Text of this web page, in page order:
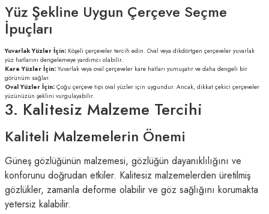
Yüz Şekline Uygun Çerçeve Seçme
İpuçları
Yuvarlak Yüzler İçin: Köşeli çerçeveler tercih edin. Oval veya dikdörtgen çerçeveler yuvarlak
yüz hatlarını dengelemeye yardımcı olabilir.
Kare Yüzler İçin: Yuvarlak veya oval çerçeveler kare hatları yumuşatır ve daha dengeli bir
görünüm sağlar.
Oval Yüzler İçin: Çoğu çerçeve tipi oval yüzler için uygundur. Ancak, dikkat çekici çerçeveler
yüzünüzün şeklini vurgulayabilir.
3. Kalitesiz Malzeme Tercihi
Kaliteli Malzemelerin Önemi
Güneş gözlüğünün malzemesi, gözlüğün dayanıklılığını ve
konforunu doğrudan etkiler. Kalitesiz malzemelerden üretilmiş
gözlükler, zamanla deforme olabilir ve göz sağlığını korumakta
yetersiz kalabilir.